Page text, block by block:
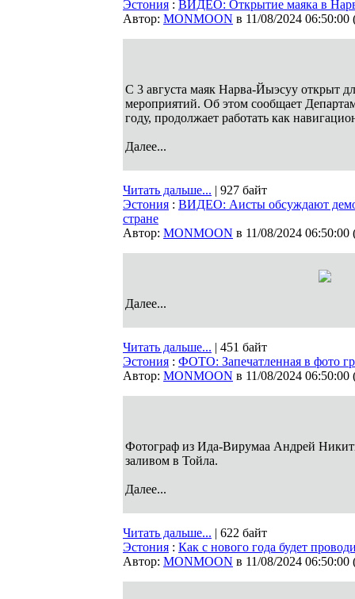
Эстония : ВИДЕО: Открытие маяка в
Автор: MONMOON в 11/08/2024 06:50:00
С 3 августа маяк Нарва-Йыэсуу открыт
мероприятий. Об этом сообщает
году, продолжает работать как
Далее...
Читать дальше... | 927 байт
Эстония : ВИДЕО: Аисты обсуждают
стране
Автор: MONMOON в 11/08/2024 06:50:00
Далее...
Читать дальше... | 451 байт
Эстония : ФОТО: Запечатленная в фото
Автор: MONMOON в 11/08/2024 06:50:00
Фотограф из Ида-Вирумаа Андрей
заливом в Тойла.
Далее...
Читать дальше... | 622 байт
Эстония : Как с нового года будет
Автор: MONMOON в 11/08/2024 06:50:00